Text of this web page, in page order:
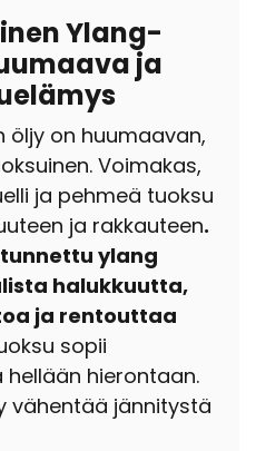
Ylang-
ja
öljy on huumaavan,
Voimakas,
ja pehmeä tuoksu
ja rakkauteen.
ylang
halukkuutta,
ja rentouttaa
sopii
hierontaan.
vähentää jännitystä